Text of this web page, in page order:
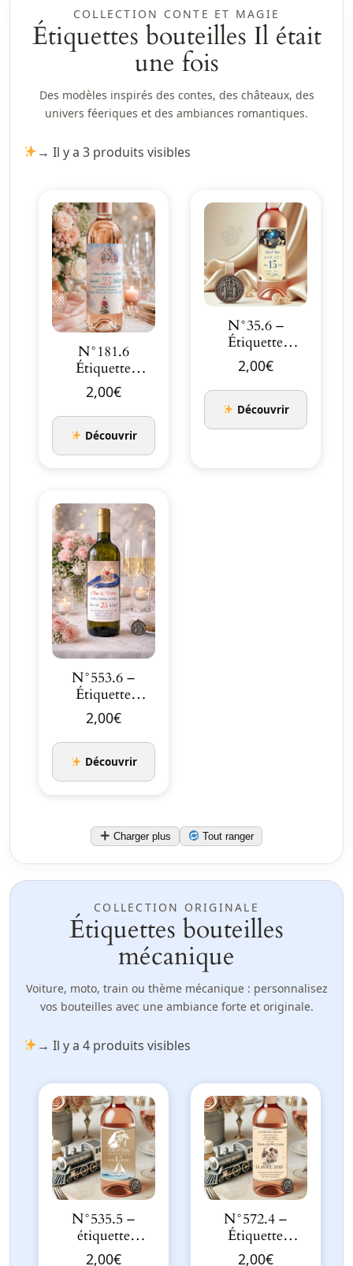
COLLECTION CONTE ET MAGIE
Étiquettes bouteilles Il était
une fois
Des modèles inspirés des contes, des châteaux, des
univers féeriques et des ambiances romantiques.
→ Il y a 3 produits visibles
N°181.6
Étiquette
bouteille
Mariage château
or rose R…
2,00€
Découvrir
N°35.6 –
Étiquette
bouteille
Histoire
éternelle …
2,00€
Découvrir
N°553.6 –
Étiquette
bouteille
Histoire
éternell…
2,00€
Découvrir
Charger plus Tout ranger
COLLECTION ORIGINALE
Étiquettes bouteilles
mécanique
Voiture, moto, train ou thème mécanique : personnalisez
vos bouteilles avec une ambiance forte et originale.
→ Il y a 4 produits visibles
N°535.5 –
étiquette
bouteille Ancre
2,00€
N°572.4 –
Étiquette
bouteille
2,00€